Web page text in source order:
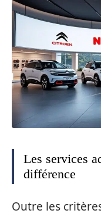
Les services
différence
Outre les